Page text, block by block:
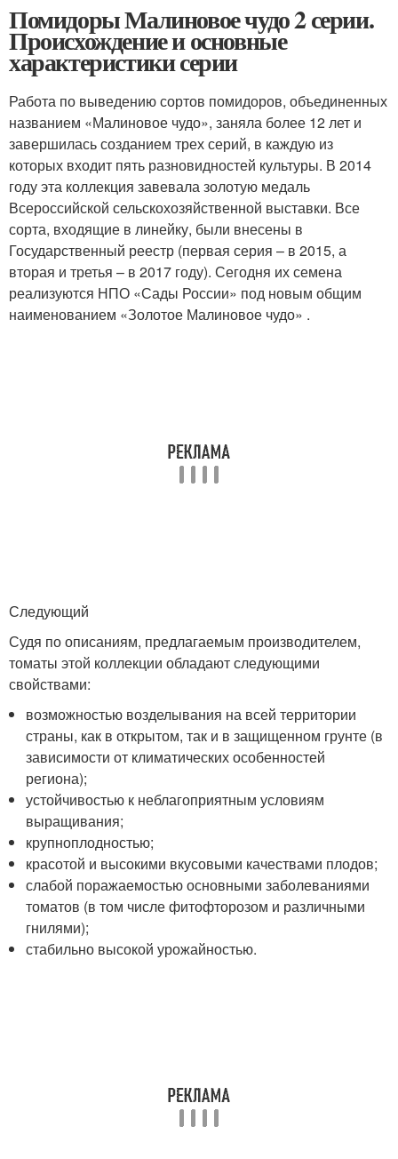
Помидоры Малиновое чудо 2 серии.
Происхождение и основные
характеристики серии
Работа по выведению сортов помидоров, объединенных
названием «Малиновое чудо», заняла более 12 лет и
завершилась созданием трех серий, в каждую из
которых входит пять разновидностей культуры. В 2014
году эта коллекция завевала золотую медаль
Всероссийской сельскохозяйственной выставки. Все
сорта, входящие в линейку, были внесены в
Государственный реестр (первая серия – в 2015, а
вторая и третья – в 2017 году). Сегодня их семена
реализуются НПО «Сады России» под новым общим
наименованием «Золотое Малиновое чудо» .
Следующий
Судя по описаниям, предлагаемым производителем,
томаты этой коллекции обладают следующими
свойствами:
возможностью возделывания на всей территории
страны, как в открытом, так и в защищенном грунте (в
зависимости от климатических особенностей
региона);
устойчивостью к неблагоприятным условиям
выращивания;
крупноплодностью;
красотой и высокими вкусовыми качествами плодов;
слабой поражаемостью основными заболеваниями
томатов (в том числе фитофторозом и различными
гнилями);
стабильно высокой урожайностью.